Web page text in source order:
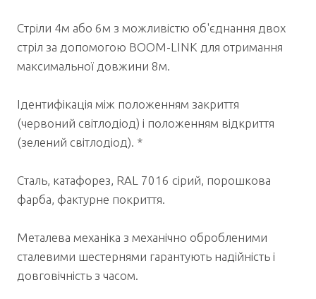
Стріли 4м або 6м з можливістю об'єднання двох
стріл за допомогою BOOM-LINK для отримання
максимальної довжини 8м.
Ідентифікація між положенням закриття
(червоний світлодіод) і положенням відкриття
(зелений світлодіод). *
Сталь, катафорез, RAL 7016 сірий, порошкова
фарба, фактурне покриття.
Металева механіка з механічно обробленими
сталевими шестернями гарантують надійність і
довговічність з часом.